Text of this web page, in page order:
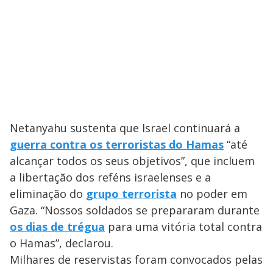
o
Netanyahu sustenta que Israel continuará a
guerra contra os terroristas do Hamas “até
alcançar todos os seus objetivos”, que incluem
a libertação dos reféns israelenses e a
eliminação do grupo terrorista no poder em
Gaza. “Nossos soldados se prepararam durante
os dias de trégua para uma vitória total contra
o Hamas”, declarou.
Milhares de reservistas foram convocados pelas